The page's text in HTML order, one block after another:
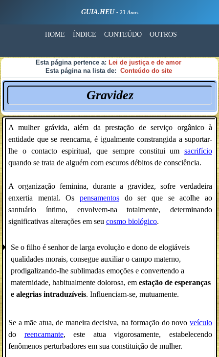
GUIA.HEU - 23 Anos
HOME ÍNDICE CONTEÚDO OUTROS
Esta página pertence a: Lei de justiça e de amor
Esta página na lista de: Conteúdo do site
Gravidez
A mulher grávida, além da prestação de serviço orgânico à
entidade que se reencarna, é igualmente constrangida a suportar-
lhe o contacto espiritual, que sempre constitui um sacrifício
quando se trata de alguém com escuros débitos de consciência.
A organização feminina, durante a gravidez, sofre verdadeira
enxertia mental. Os pensamentos do ser que se acolhe ao
santuário íntimo, envolvem-na totalmente, determinando
significativas alterações em seu cosmo biológico.
Se o filho é senhor de larga evolução e dono de elogiáveis
qualidades morais, consegue auxiliar o campo materno,
prodigalizando-lhe sublimadas emoções e convertendo a
maternidade, habitualmente dolorosa, em estação de esperanças
e alegrias intraduzíveis. Influenciam-se, mutuamente.
Se a mãe atua, de maneira decisiva, na formação do novo veículo
do reencarnante, este atua vigorosamente, estabelecendo
fenômenos perturbadores em sua constituição de mulher.